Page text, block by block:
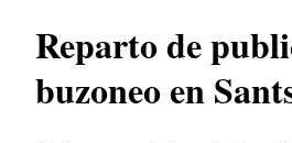
Reparto de
buzoneo en